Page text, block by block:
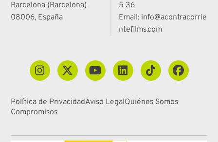
Barcelona (Barcelona)
08006, España
5 36
Email: info@acontracorrie
ntefilms.com
Política de PrivacidadAviso LegalQuiénes Somos
Compromisos